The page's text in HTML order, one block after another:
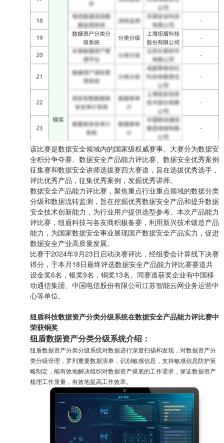
该比赛是数据安全领域内的国家级权威赛事。大赛分为数据安
全积分争夺赛、数据安全产品能力评比赛、数据安全优秀案例
征集赛和数据安全讲师选拔赛四大赛道，旨在选拔优秀选手，
评比优秀产品，征集优秀案例，发掘优秀讲师。
数据安全产品能力评比赛，聚焦重点行业重点领域的数据分类
分级和数据流转监测，旨在挖掘优秀数据安全产品和提升数据
安全技术创新能力，为行业用户提供选型参考。 本次产品能力
评比赛，纽盾科技与各友商积极备赛 ，利用新兴技术锻造产品
能力，为国家数据安全事业展现国产数据安全产品实力，促进
数据安全产业高质量发展。
比赛于2024年9月23日启动决赛评比，经组委会计算线下决赛
得分，于本月18日最终评选数据安全产品能力评比赛赛道共
设金奖6名，银奖9名，铜奖13名。同赛道获奖企业有中国移
动通信集团、中国电信股份有限公司江苏智能云网业务运营中
心等单位。
纽盾科技数据资产分类分级系统在数据安全产品能力评比赛中
荣获铜奖
纽盾数据资产分类分级系统介绍：
纽盾数据资产分类分级系统对数据进行深度扫描和发现，对数据资产分
类分级管理，罗列重要数据清单，识别敏感信息，支持敏感信息防护策
略制定，能有效地解决组织对数据资产摸底的工作需求，保证数据资产
梳理工作质量，有效地提高工作效率。